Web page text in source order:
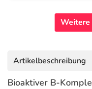
Weitere
Artikelbeschreibung
Bioaktiver B-